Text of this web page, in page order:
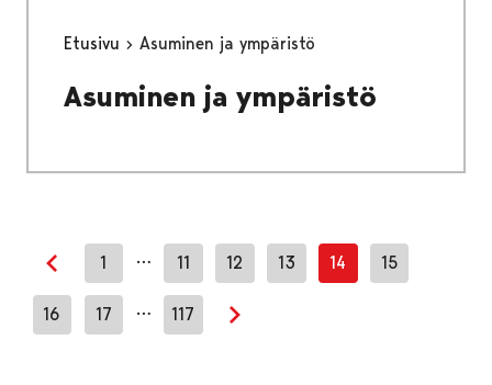
Etusivu Asuminen ja ympäristö
Asuminen ja ympäristö
Edellinen sivu
1 … 11 12 13 14 15
16 17 … 117
Seuraava sivu